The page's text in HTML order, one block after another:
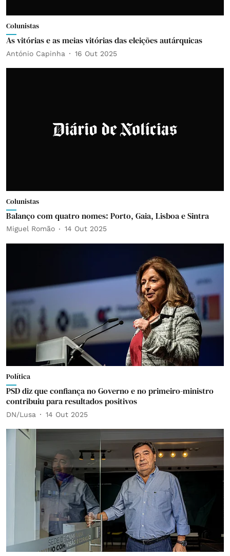
Colunistas
As vitórias e as meias vitórias das eleições autárquicas
António Capinha 16 Out 2025
Colunistas
Balanço com quatro nomes: Porto, Gaia, Lisboa e Sintra
Miguel Romão 14 Out 2025
Política
PSD diz que confiança no Governo e no primeiro-ministro
contribuiu para resultados positivos
DN/Lusa 14 Out 2025